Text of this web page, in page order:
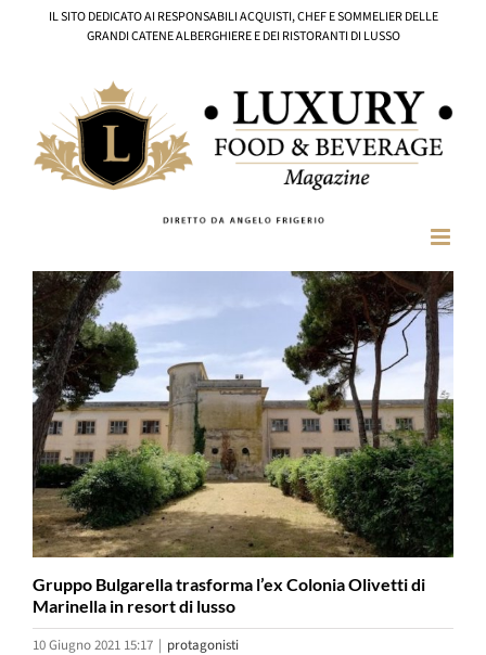
IL SITO DEDICATO AI RESPONSABILI ACQUISTI, CHEF E SOMMELIER DELLE
GRANDI CATENE ALBERGHIERE E DEI RISTORANTI DI LUSSO
Ingrandisci
immagine
Gruppo Bulgarella trasforma l’ex Colonia Olivetti di
Marinella in resort di lusso
10 Giugno 2021 15:17 | protagonisti